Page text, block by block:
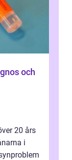
20 års
i